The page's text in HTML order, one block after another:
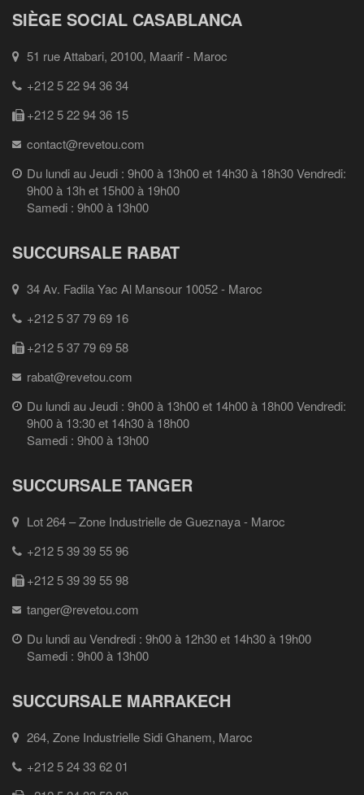
SIÈGE SOCIAL CASABLANCA
51 rue Attabari, 20100, Maarif - Maroc
+212 5 22 94 36 34
+212 5 22 94 36 15
contact@revetou.com
Du lundi au Jeudi : 9h00 à 13h00 et 14h30 à 18h30 Vendredi:
9h00 à 13h et 15h00 à 19h00
Samedi : 9h00 à 13h00
SUCCURSALE RABAT
34 Av. Fadila Yac Al Mansour 10052 - Maroc
+212 5 37 79 69 16
+212 5 37 79 69 58
rabat@revetou.com
Du lundi au Jeudi : 9h00 à 13h00 et 14h00 à 18h00 Vendredi:
9h00 à 13:30 et 14h30 à 18h00
Samedi : 9h00 à 13h00
SUCCURSALE TANGER
Lot 264 – Zone Industrielle de Gueznaya - Maroc
+212 5 39 39 55 96
+212 5 39 39 55 98
tanger@revetou.com
Du lundi au Vendredi : 9h00 à 12h30 et 14h30 à 19h00
Samedi : 9h00 à 13h00
SUCCURSALE MARRAKECH
264, Zone Industrielle Sidi Ghanem, Maroc
+212 5 24 33 62 01